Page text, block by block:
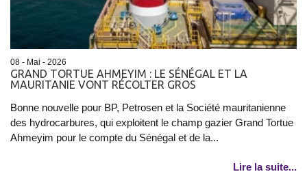
08 - Mai - 2026
GRAND TORTUE AHMEYIM : LE SÉNÉGAL ET LA
MAURITANIE VONT RÉCOLTER GROS
Bonne nouvelle pour BP, Petrosen et la Société mauritanienne
des hydrocarbures, qui exploitent le champ gazier Grand Tortue
Ahmeyim pour le compte du Sénégal et de la...
Lire la suite...